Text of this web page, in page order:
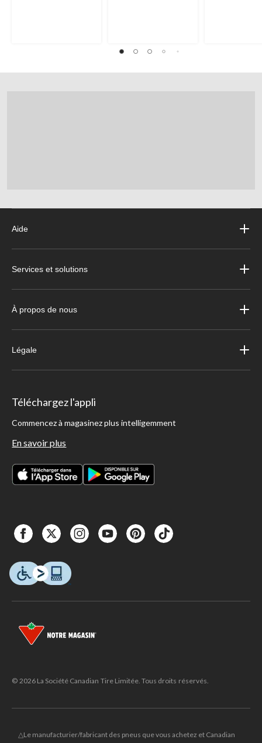
Aide
Services et solutions
À propos de nous
Légale
Téléchargez l'appli
Commencez à magasinez plus intelligemment
En savoir plus
© 2026 La Société Canadian Tire Limitée. Tous droits réservés.
△Le manufacturier/fabricant des pneus que vous achetez et Canadian